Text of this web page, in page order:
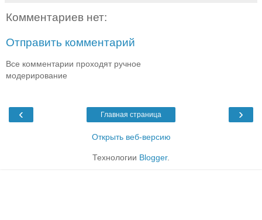
Комментариев нет:
Отправить комментарий
Все комментарии проходят ручное
модерирование
‹ ›
Главная страница
Открыть веб-версию
Технологии Blogger.